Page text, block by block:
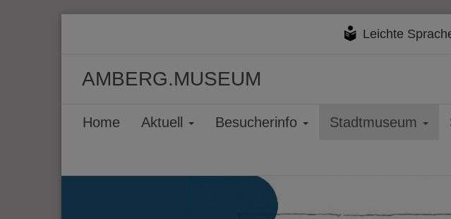
Leichte
AMBERG.MUSEUM
Home Aktuell Besucherinfo Stadtmuseum